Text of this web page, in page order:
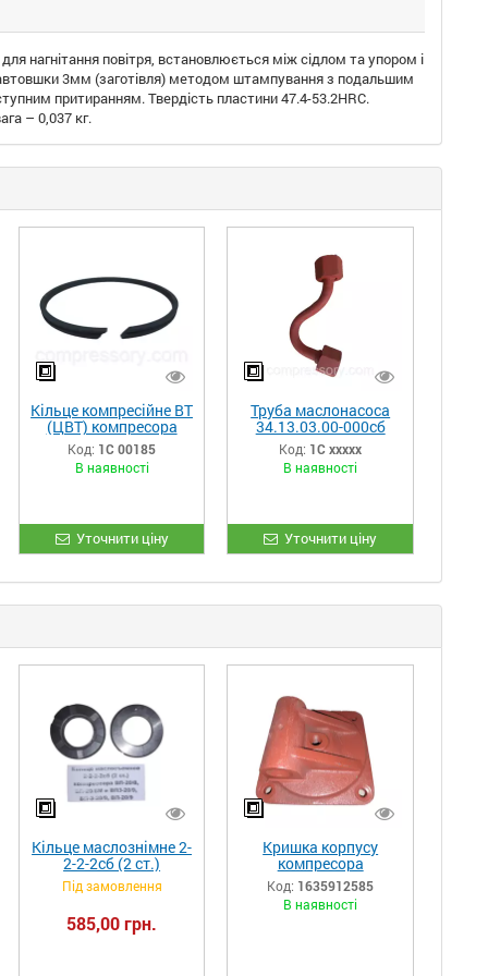
нагнітання повітря, встановлюється між сідлом та упором і
3мм (заготівля) методом штампування з подальшим
притиранням. Твердість пластини 47.4-53.2НRC.
– 0,037 кг.
Кільце компресійне ВТ
(ЦВТ) компресора
КТ-6 34.08.00.02-009
(КТ6.08.007)
Код: 1С 00185
В наявності
Уточнити ціну
Труба маслонасоса
34.13.03.00-000сб
(КТ6.13.003сб)
компресора КТ-6
Код: 1С ххххх
В наявності
Уточнити ціну
Кільце маслознімне 2-
2-2-2сб (2 ст.)
компресора ВП-20/8,
ВП-20/8М та ВП3-
20/9, ВП-3-20/9,
ВП-20/9
Під замовлення
585,00 грн.
Кришка корпусу
компресора
ЕК7А.02.013
Код: 1635912585
В наявності